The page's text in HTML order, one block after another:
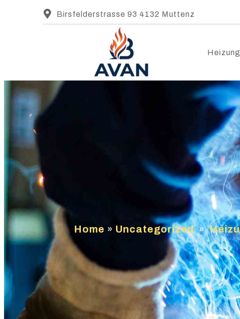
Birsfelderstrasse 93 4132 Muttenz
Home » Uncategorized »